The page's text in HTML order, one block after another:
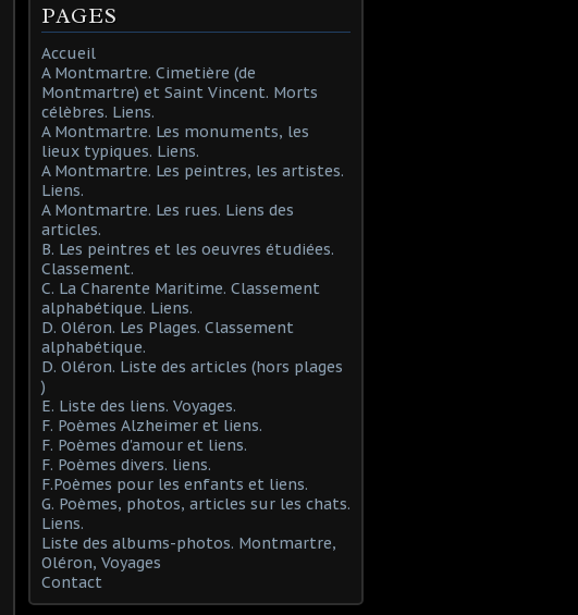
PAGES
Accueil
A Montmartre. Cimetière (de
Montmartre) et Saint Vincent. Morts
célèbres. Liens.
A Montmartre. Les monuments, les
lieux typiques. Liens.
A Montmartre. Les peintres, les artistes.
Liens.
A Montmartre. Les rues. Liens des
articles.
B. Les peintres et les oeuvres étudiées.
Classement.
C. La Charente Maritime. Classement
alphabétique. Liens.
D. Oléron. Les Plages. Classement
alphabétique.
D. Oléron. Liste des articles (hors plages
)
E. Liste des liens. Voyages.
F. Poèmes Alzheimer et liens.
F. Poèmes d'amour et liens.
F. Poèmes divers. liens.
F.Poèmes pour les enfants et liens.
G. Poèmes, photos, articles sur les chats.
Liens.
Liste des albums-photos. Montmartre,
Oléron, Voyages
Contact